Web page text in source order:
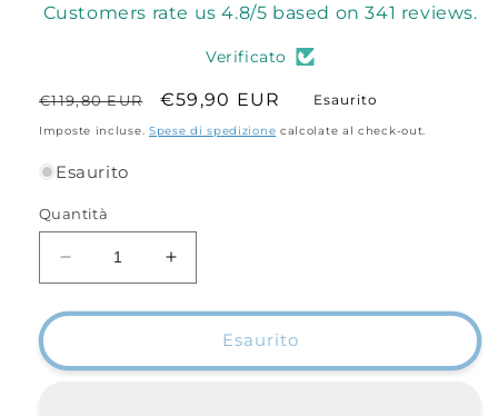
Customers rate us 4.8/5 based on 341 reviews.
Verificato
Prezzo
di
€119,80 EUR
Prezzo
scontato
€59,90 EUR Esaurito
Imposte incluse. Spese di spedizione calcolate al check-out.
Esaurito
Quantità
Diminuisci
quantità
per
SurfStarter
Aumenta
quantità
per
ComboEsaurito